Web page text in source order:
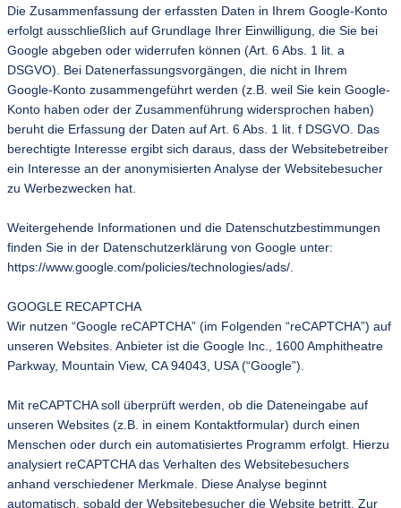
Die Zusammenfassung der erfassten Daten in Ihrem Google-Konto
erfolgt ausschließlich auf Grundlage Ihrer Einwilligung, die Sie bei
Google abgeben oder widerrufen können (Art. 6 Abs. 1 lit. a
DSGVO). Bei Datenerfassungsvorgängen, die nicht in Ihrem
Google-Konto zusammengeführt werden (z.B. weil Sie kein Google-
Konto haben oder der Zusammenführung widersprochen haben)
beruht die Erfassung der Daten auf Art. 6 Abs. 1 lit. f DSGVO. Das
berechtigte Interesse ergibt sich daraus, dass der Websitebetreiber
ein Interesse an der anonymisierten Analyse der Websitebesucher
zu Werbezwecken hat.
Weitergehende Informationen und die Datenschutzbestimmungen
finden Sie in der Datenschutzerklärung von Google unter:
https://www.google.com/policies/technologies/ads/.
GOOGLE RECAPTCHA
Wir nutzen “Google reCAPTCHA” (im Folgenden “reCAPTCHA”) auf
unseren Websites. Anbieter ist die Google Inc., 1600 Amphitheatre
Parkway, Mountain View, CA 94043, USA (“Google”).
Mit reCAPTCHA soll überprüft werden, ob die Dateneingabe auf
unseren Websites (z.B. in einem Kontaktformular) durch einen
Menschen oder durch ein automatisiertes Programm erfolgt. Hierzu
analysiert reCAPTCHA das Verhalten des Websitebesuchers
anhand verschiedener Merkmale. Diese Analyse beginnt
automatisch, sobald der Websitebesucher die Website betritt. Zur